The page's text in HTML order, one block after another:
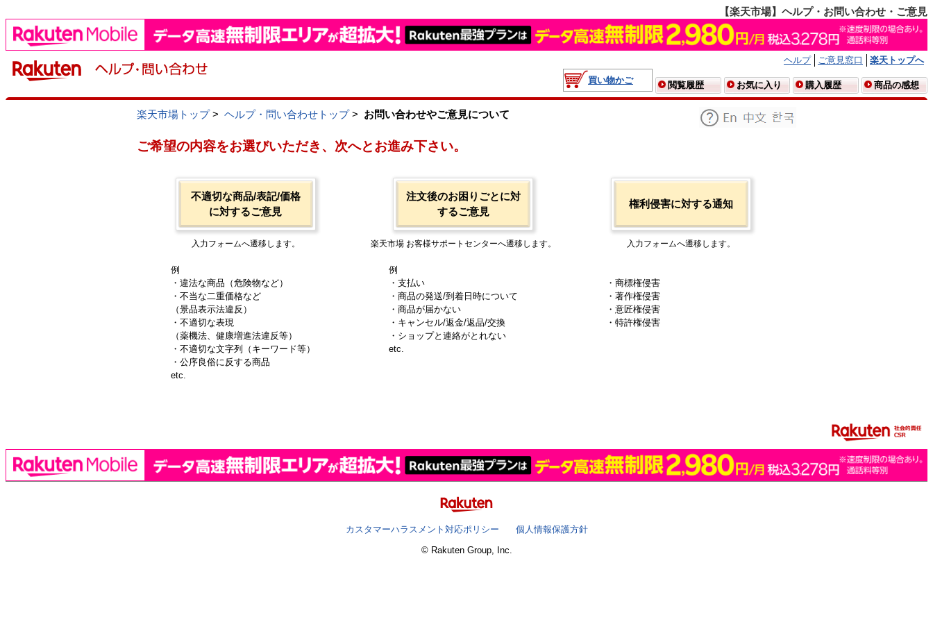
【楽天市場】ヘルプ・お問い合わせ・ご意見
ヘルプ ご意見窓口
楽天トップへ
買い物かご
閲覧履歴 お気に入り 購入履歴 商品の感想
楽天市場トップ> ヘルプ・問い合わせトップ> お問い合わせやご意見について
ご希望の内容をお選びいただき、次へとお進み下さい。
不適切な商品/表記/価格
に対するご意見
入力フォームへ遷移します。
例
・違法な商品（危険物など）
・不当な二重価格など
（景品表示法違反）
・不適切な表現
（薬機法、健康増進法違反等）
・不適切な文字列（キーワード等）
・公序良俗に反する商品
etc.
注文後のお困りごとに対
するご意見
楽天市場 お客様サポートセンターへ遷移します。
例
・支払い
・商品の発送/到着日時について
・商品が届かない
・キャンセル/返金/返品/交換
・ショップと連絡がとれない
etc.
権利侵害に対する通知
入力フォームへ遷移します。
・商標権侵害
・著作権侵害
・意匠権侵害
・特許権侵害
カスタマーハラスメント対応ポリシー
個人情報保護方針
© Rakuten Group, Inc.